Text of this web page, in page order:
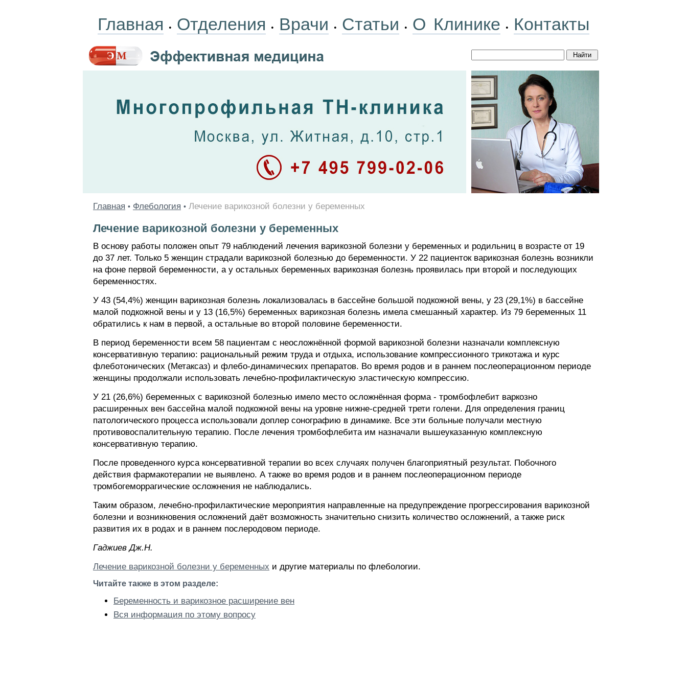
Главная • Отделения • Врачи • Статьи • О Клинике • Контакты
Главная • Флебология • Лечение варикозной болезни у беременных
Лечение варикозной болезни у беременных
В основу работы положен опыт 79 наблюдений лечения варикозной болезни у беременных и родильниц в возрасте от 19
до 37 лет. Только 5 женщин страдали варикозной болезнью до беременности. У 22 пациенток варикозная болезнь возникли
на фоне первой беременности, а у остальных беременных варикозная болезнь проявилась при второй и последующих
беременностях.
У 43 (54,4%) женщин варикозная болезнь локализовалась в бассейне большой подкожной вены, у 23 (29,1%) в бассейне
малой подкожной вены и у 13 (16,5%) беременных варикозная болезнь имела смешанный характер. Из 79 беременных 11
обратились к нам в первой, а остальные во второй половине беременности.
В период беременности всем 58 пациентам с неосложнённой формой варикозной болезни назначали комплексную
консервативную терапию: рациональный режим труда и отдыха, использование компрессионного трикотажа и курс
флеботонических (Метаксаз) и флебо-динамических препаратов. Во время родов и в раннем послеоперационном периоде
женщины продолжали использовать лечебно-профилактическую эластическую компрессию.
У 21 (26,6%) беременных с варикозной болезнью имело место осложнённая форма - тромбофлебит варкозно
расширенных вен бассейна малой подкожной вены на уровне нижне-средней трети голени. Для определения границ
патологического процесса использовали доплер сонографию в динамике. Все эти больные получали местную
противовоспалительную терапию. После лечения тромбофлебита им назначали вышеуказанную комплексную
консервативную терапию.
После проведенного курса консервативной терапии во всех случаях получен благоприятный результат. Побочного
действия фармакотерапии не выявлено. А также во время родов и в раннем послеоперационном периоде
тромбогеморрагические осложнения не наблюдались.
Таким образом, лечебно-профилактические мероприятия направленные на предупреждение прогрессирования варикозной
болезни и возникновения осложнений даёт возможность значительно снизить количество осложнений, а также риск
развития их в родах и в раннем послеродовом периоде.
Гaджиeв Дж.H.
Лечение варикозной болезни у беременных и другие материалы по флебологии.
Читайте также в этом разделе:
Беременность и варикозное расширение вен
Вся информация по этому вопросу